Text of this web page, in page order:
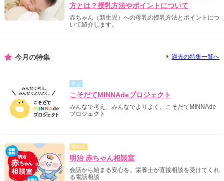
方とは？授乳方法やポイントについて
赤ちゃん（新生児）への母乳の授乳方法とポイントにつ
いて紹介します。
今月の特集 過去の特集一覧へ
学ぶ
こそだてMINNAdeプロジェクト
みんなで考え、みんなでよりよく。こそだてMINNAde
プロジェクト
尋ねる
明治 赤ちゃん相談室
会話から始まる安心を。栄養士が直接相談を受けてくれ
る電話相談